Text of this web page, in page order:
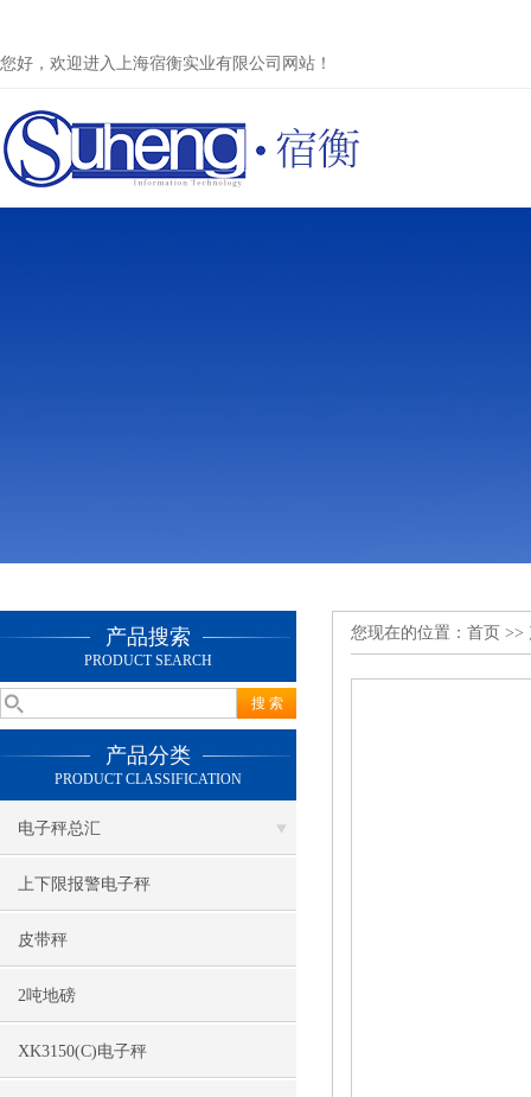
您好，欢迎进入上海宿衡实业有限公司网站！
产品搜索
PRODUCT SEARCH
产品分类
PRODUCT CLASSIFICATION
电子秤总汇
上下限报警电子秤
皮带秤
2吨地磅
XK3150(C)电子秤
您现在的位置： 首页 >>